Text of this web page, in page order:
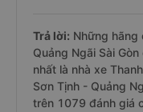
Trả lời: Những hãng
Quảng Ngãi Sài
nhất là nhà xe
Sơn Tịnh - Quảng
trên 1079 đánh giá